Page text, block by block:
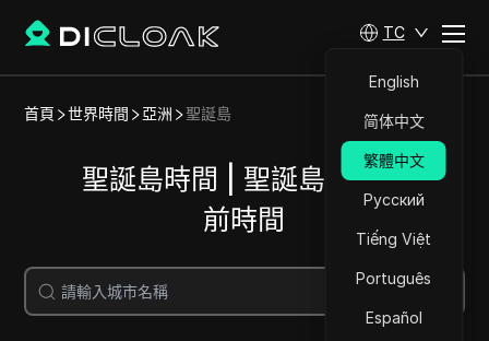
TC
English
简体中文
繁體中文
Русский
Tiếng Việt
Português
Español
首頁 世界時間 亞洲 聖誕島
聖誕島時間 | 聖誕島城市當
前時間